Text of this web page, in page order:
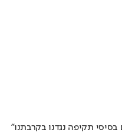
בסיסי תקיפה נגדנו בקרבתנו"